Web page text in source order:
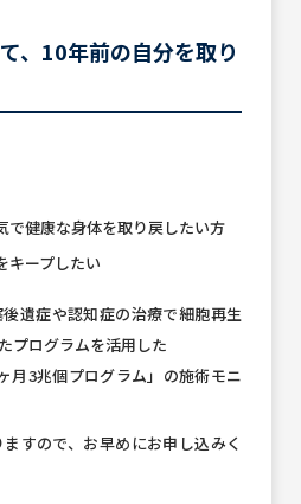
、10年前の自分を取り
で健康な身体を取り戻したい方
キープしたい
遺症や認知症の治療で細胞再生
プログラムを活用した
月3兆個プログラム」の施術モニ
すので、お早めにお申し込みく